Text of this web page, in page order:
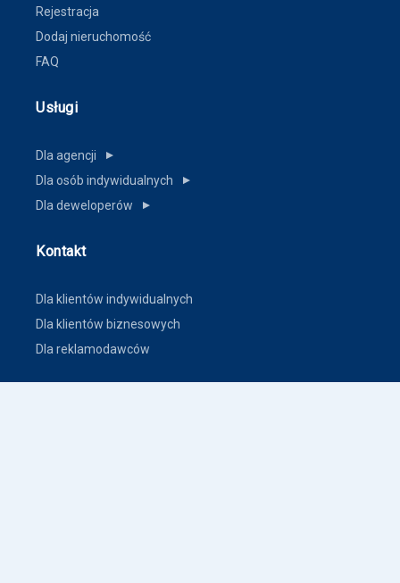
Rejestracja
Dodaj nieruchomość
FAQ
Usługi
Dla agencji ▼
Dla osób indywidualnych ▼
Dla deweloperów ▼
Kontakt
Dla klientów indywidualnych
Dla klientów biznesowych
Dla reklamodawców